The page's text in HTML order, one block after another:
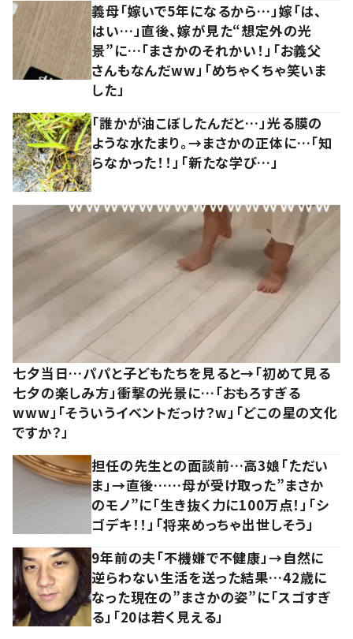
義母「嫁いで5年になるから…」嫁「は、
はい…」直後、嫁が見た“想定外の光
景”に…「まさかのそれかい！」「お義父
さんもなんだww」「めちゃくちゃ笑いま
した」
「誰かが油こぼしたんだと…」光る膜の
ような水たまり。→まさかの正体に…「知
らなかった！！」「新たな学び…」
七夕当日…パパと子どもたちを見ると→「初めて見る
七夕の楽しみ方」衝撃の光景に…「おもろすぎる
www」「そういうイベントだっけ？w」「どこの星の文化
ですか？」
担任の先生との面談前…高3娘「ただい
ま」→直後……母が受け取った”まさか
のモノ”に「生き抜く力に100万点！」「シ
ゴデキ！！」「将来めっちゃ出世しそう」
9年前の夫「不機嫌で不健康」→自然に
逆らわない生活を送った結果…42歳に
なった現在の”まさかの姿”に「スゴすぎ
る」「20は若く見える」